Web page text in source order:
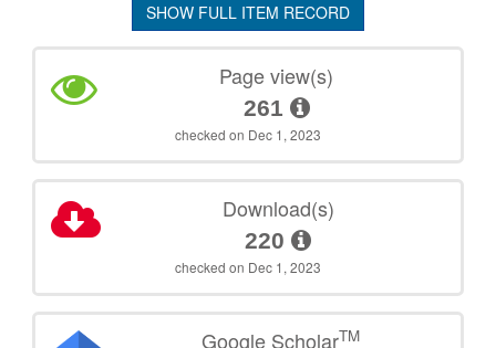
SHOW FULL ITEM RECORD
Page view(s)
261
checked on Dec 1, 2023
Download(s)
220
checked on Dec 1, 2023
Google ScholarTM